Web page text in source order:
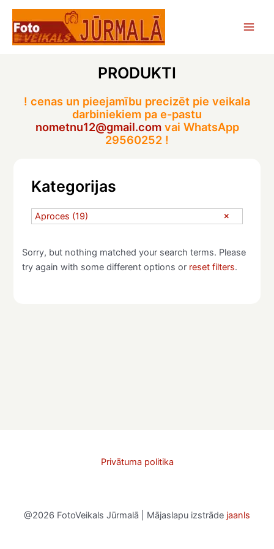
Skip
content
PRODUKTI
! cenas un pieejamību precizēt pie veikala
darbiniekiem pa e-pastu
nometnu12@gmail.comvai WhatsApp
29560252 !
Kategorijas
Aproces (19)
Sorry, but nothing matched your search terms. Please
try again with some different options or reset filters.
Privātuma politika
@2026 FotoVeikals Jūrmalā | Mājaslapu izstrāde jaanls